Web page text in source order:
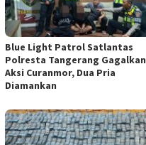
Blue Light Patrol Satlantas
Polresta Tangerang Gagalkan
Aksi Curanmor, Dua Pria
Diamankan